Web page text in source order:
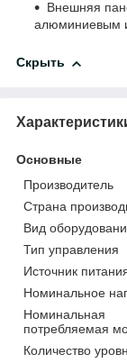
Внешняя
алюминиевым
Скрыть
Основные
Производитель
Страна
Вид
Тип управления
Источник
Номинальное
Номинальная
потребляемая
Количество